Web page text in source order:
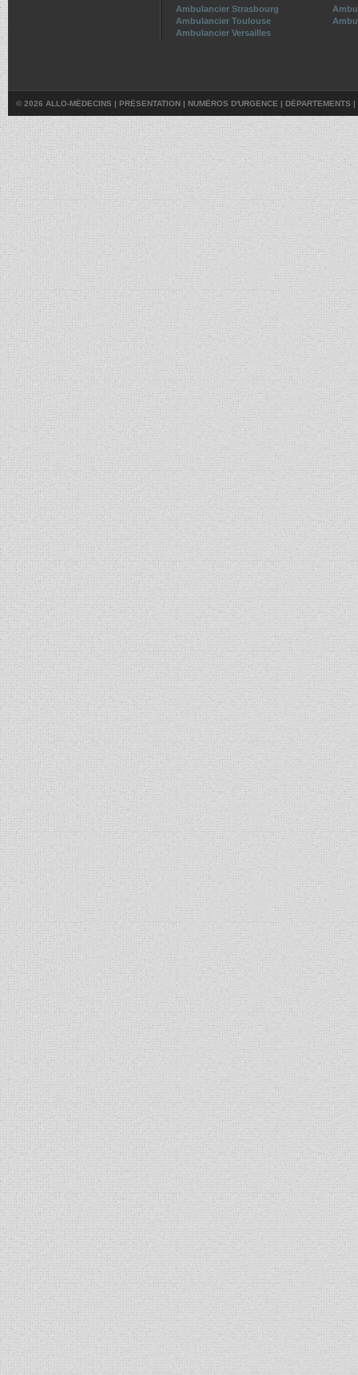
Ambulancier Strasbourg
Ambulancier Toulouse
Ambulancier Versailles
© 2026 ALLO-MÉDECINS | PRÉSENTATION | NUMÉROS D'URGENCE | DÉPARTEMENTS |